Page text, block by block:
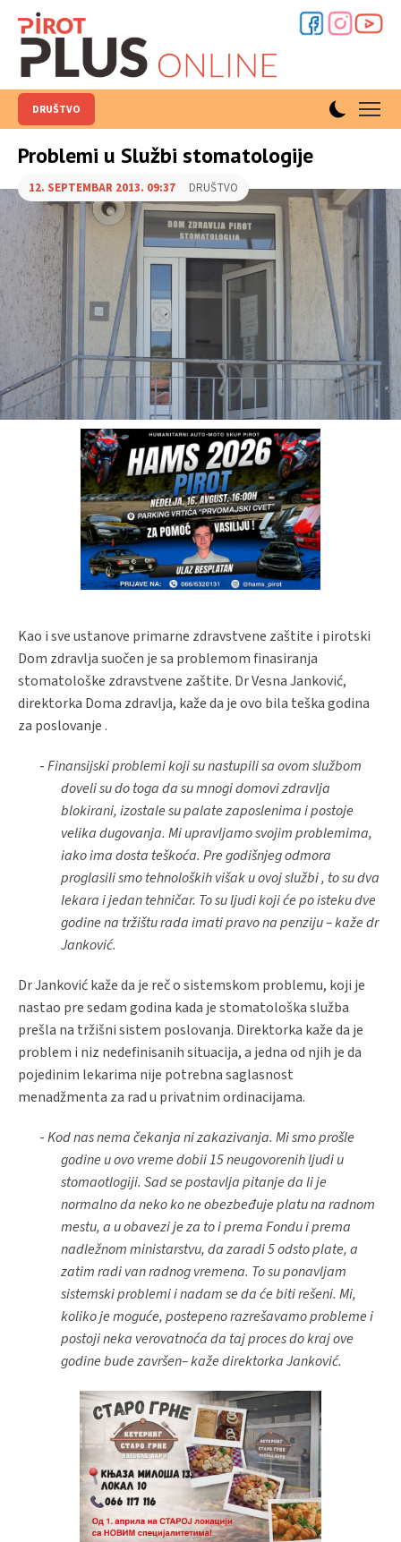
DRUŠTVO
Problemi u Službi stomatologije
12. SEPTEMBAR 2013. 09:37 DRUŠTVO
Kao i sve ustanove primarne zdravstvene zaštite i pirotski
Dom zdravlja suočen je sa problemom finasiranja
stomatološke zdravstvene zaštite. Dr Vesna Janković,
direktorka Doma zdravlja, kaže da je ovo bila teška godina
za poslovanje .
-Finansijski problemi koji su nastupili sa ovom službom
doveli su do toga da su mnogi domovi zdravlja
blokirani, izostale su palate zaposlenima i postoje
velika dugovanja. Mi upravljamo svojim problemima,
iako ima dosta teškoća. Pre godišnjeg odmora
proglasili smo tehnoloških višak u ovoj službi , to su dva
lekara i jedan tehničar. To su ljudi koji će po isteku dve
godine na tržištu rada imati pravo na penziju – kaže dr
Janković.
Dr Janković kaže da je reč o sistemskom problemu, koji je
nastao pre sedam godina kada je stomatološka služba
prešla na tržišni sistem poslovanja. Direktorka kaže da je
problem i niz nedefinisanih situacija, a jedna od njih je da
pojedinim lekarima nije potrebna saglasnost
menadžmenta za rad u privatnim ordinacijama.
-Kod nas nema čekanja ni zakazivanja. Mi smo prošle
godine u ovo vreme dobii 15 neugovorenih ljudi u
stomaotlogiji. Sad se postavlja pitanje da li je
normalno da neko ko ne obezbeđuje platu na radnom
mestu, a u obavezi je za to i prema Fondu i prema
nadležnom ministarstvu, da zaradi 5 odsto plate, a
zatim radi van radnog vremena. To su ponavljam
sistemski problemi i nadam se da će biti rešeni. Mi,
koliko je moguće, postepeno razrešavamo probleme i
postoji neka verovatnoća da taj proces do kraj ove
godine bude završen– kaže direktorka Janković.